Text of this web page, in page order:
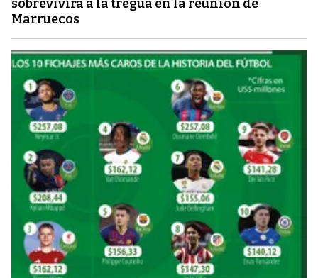
sobrevivirá a la tregua en la reunión de
Marruecos